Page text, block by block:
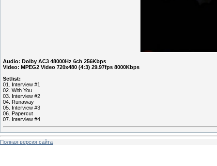
Audio: Dolby AC3 48000Hz 6ch 256Kbps
Video: MPEG2 Video 720x480 (4:3) 29.97fps 8000Kbps
Setlist:
01. Interview #1
02. With You
03. Interview #2
04. Runaway
05. Interview #3
06. Papercut
07. Interview #4
Полная версия сайта